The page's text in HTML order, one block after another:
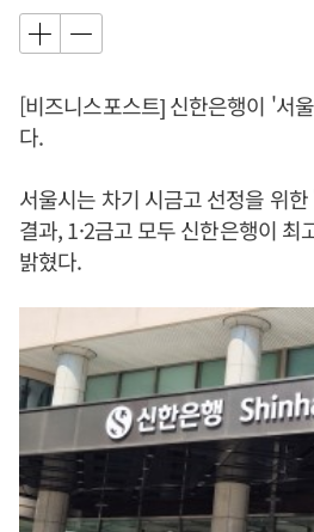
[비즈니스포스트] 신한은행이 '서
다.
서울시는 차기 시금고 선정을 위
결과, 1·2금고 모두 신한은행이 최
밝혔다.